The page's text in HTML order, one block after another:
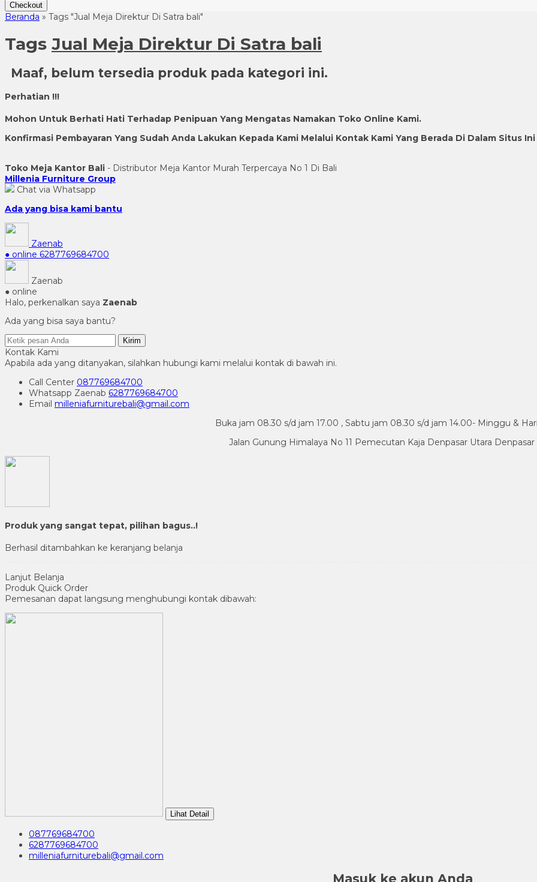
Checkout
Beranda » Tags "Jual Meja Direktur Di Satra bali"
Tags Jual Meja Direktur Di Satra bali
Maaf, belum tersedia produk pada kategori ini.
Perhatian !!!
Mohon Untuk Berhati Hati Terhadap Penipuan Yang Mengatas Namakan Toko Online Kami.
Konfirmasi Pembayaran Yang Sudah Anda Lakukan Kepada Kami Melalui Kontak Kami Yang Berada Di Dalam Situs Ini
Toko Meja Kantor Bali - Distributor Meja Kantor Murah Terpercaya No 1 Di Bali
Millenia Furniture Group
Chat via Whatsapp
Ada yang bisa kami bantu
Zaenab
● online 6287769684700
Zaenab
● online
Halo, perkenalkan saya Zaenab
Ada yang bisa saya bantu?
Kirim
Kontak Kami
Apabila ada yang ditanyakan, silahkan hubungi kami melalui kontak di bawah ini.
Call Center 087769684700
Whatsapp Zaenab 6287769684700
Email milleniafurniturebali@gmail.com
Buka jam 08.30 s/d jam 17.00 , Sabtu jam 08.30 s/d jam 14.00- Minggu &
Jalan Gunung Himalaya No 11 Pemecutan Kaja Denpasar Utara Denpasar
Produk yang sangat tepat, pilihan bagus..!
Berhasil ditambahkan ke keranjang belanja
Lanjut Belanja
Produk Quick Order
Pemesanan dapat langsung menghubungi kontak dibawah:
Lihat Detail
087769684700
6287769684700
milleniafurniturebali@gmail.com
Masuk ke akun Anda